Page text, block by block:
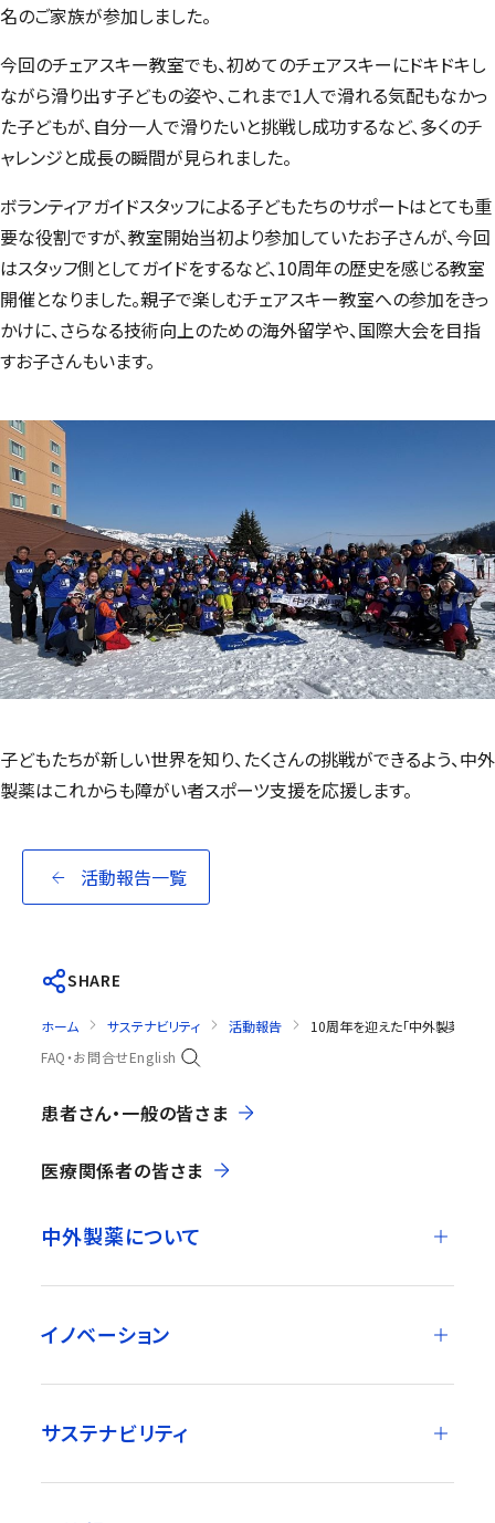
名のご家族が参加しました。
今回のチェアスキー教室でも、初めてのチェアスキーにドキドキし
ながら滑り出す子どもの姿や、これまで1人で滑れる気配もなかっ
た子どもが、自分一人で滑りたいと挑戦し成功するなど、多くのチ
ャレンジと成長の瞬間が見られました。
ボランティアガイドスタッフによる子どもたちのサポートはとても重
要な役割ですが、教室開始当初より参加していたお子さんが、今回
はスタッフ側としてガイドをするなど、10周年の歴史を感じる教室
開催となりました。親子で楽しむチェアスキー教室への参加をきっ
かけに、さらなる技術向上のための海外留学や、国際大会を目指
すお子さんもいます。
子どもたちが新しい世界を知り、たくさんの挑戦ができるよう、中外
製薬はこれからも障がい者スポーツ支援を応援します。
活動報告一覧
SHARE
ホーム サステナビリティ 活動報告
10周年を迎えた「中外製薬
FAQ・お問合せEnglish
患者さん・一般の皆さま
医療関係者の皆さま
中外製薬について
イノベーション
サステナビリティ